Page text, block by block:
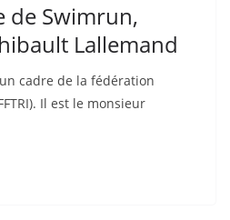
de Swimrun,
Lallemand
cadre de la fédération
Il est le monsieur